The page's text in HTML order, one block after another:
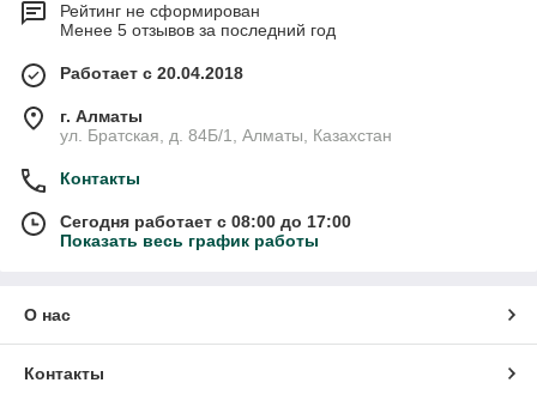
Рейтинг не сформирован
Менее 5 отзывов за последний год
Работает с 20.04.2018
г. Алматы
ул. Братская, д. 84Б/1, Алматы, Казахстан
Контакты
Сегодня работает с 08:00 до 17:00
Показать весь график работы
О нас
Контакты